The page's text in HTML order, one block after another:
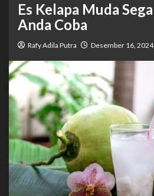
Es Kelapa Muda
Anda Coba
Rafy Adila Putra Desember 16, 2024